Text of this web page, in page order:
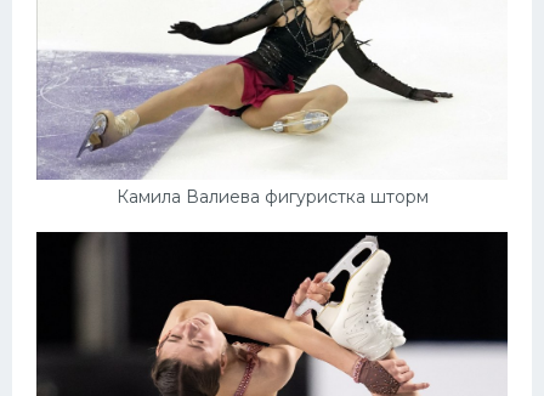
Камила Валиева фигуристка шторм